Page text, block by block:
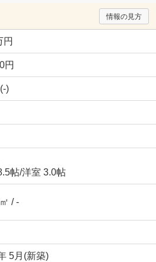
情報の見方
円
円
)
帖/洋室 3.0帖
/ -
5月(新築)